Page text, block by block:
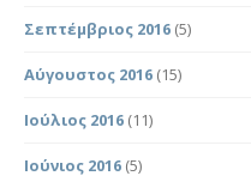
Σεπτέμβριος 2016 (5)
Αύγουστος 2016 (15)
Ιούλιος 2016 (11)
Ιούνιος 2016 (5)